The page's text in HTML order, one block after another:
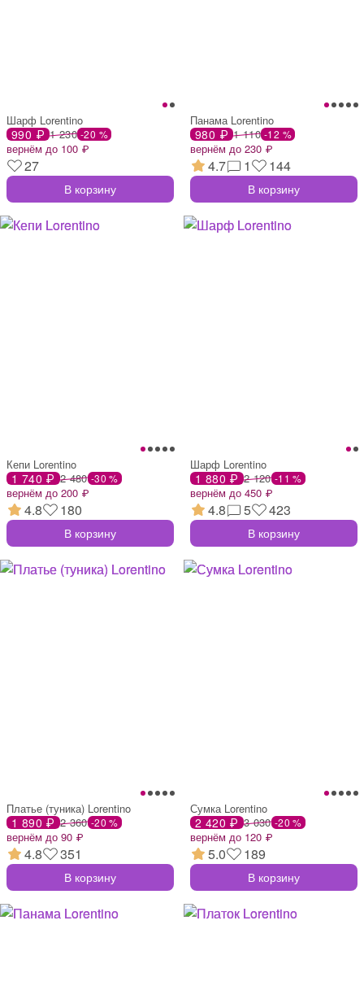
Шарф Lorentino
990 ₽ 1 230 -20 %
вернём до 100 ₽
27
В корзину
Панама Lorentino
980 ₽ 1 110 -12 %
вернём до 230 ₽
4.7 1 144
В корзину
Кепи Lorentino
1 740 ₽ 2 480 -30 %
вернём до 200 ₽
4.8 180
В корзину
Шарф Lorentino
1 880 ₽ 2 120 -11 %
вернём до 450 ₽
4.8 5 423
В корзину
Платье (туника) Lorentino
1 890 ₽ 2 360 -20 %
вернём до 90 ₽
4.8 351
В корзину
Сумка Lorentino
2 420 ₽ 3 030 -20 %
вернём до 120 ₽
5.0 189
В корзину